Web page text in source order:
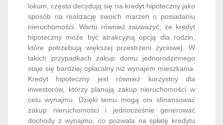
lokum, często decydują się na kredyt hipoteczny jako
sposób na realizację swoich marzeń o posiadaniu
nieruchomości. Warto również zauważyć, że kredyt
hipoteczny może być atrakcyjną opcją dla rodzin,
które potrzebują większej przestrzeni życiowej. W
takich przypadkach zakup domu jednorodzinnego
staje się bardziej opłacalny niż wynajem mieszkania.
Kredyt hipoteczny jest również korzystny dla
inwestorów, którzy planują zakup nieruchomości w
celu wynajmu. Dzięki temu mogą oni sfinansować
zakup nieruchomości i jednocześnie generować
dochody z wynajmu, co pozwala na spłatę kredytu